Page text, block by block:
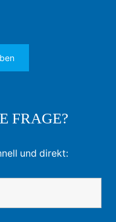
FRAGE?
und direkt: